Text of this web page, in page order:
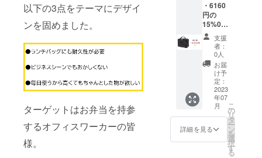
以下の3点をテーマにデザイ
ンを固めました。
ターゲットはお弁当を持参
するオフィスワーカーの皆
様。
を当てて
デザイン展
開していき
ます。
いま
す。 ※
モニ
ター上
の色合
いと実
際の革
色が異
なる場
合がご
ざいま
す。 ※
革はそ
の時の
(トー
プ/6020
) ※仕
様、デ
ザイン
等、変
更にな
る場合
がござ
いま
す。 ※
想定以
上の受
注を頂
・6160
円の
15%0F
F →
5236円
（税
込）で
ご提供
【商品
単品
5000 ＋
送料600
=
5600（
6160）
(税込)】
支援
者：
0人
お届
け予
定：
2023
年07
月
詳細を見る
こ
の
リ
タ
ー
ン
を
選
択
す
る